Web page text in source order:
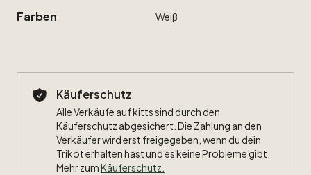
Farben Weiß
Käuferschutz
Alle Verkäufe auf kitts sind durch den
Käuferschutz abgesichert. Die Zahlung an den
Verkäufer wird erst freigegeben, wenn du dein
Trikot erhalten hast und es keine Probleme gibt.
Mehr zumKäuferschutz